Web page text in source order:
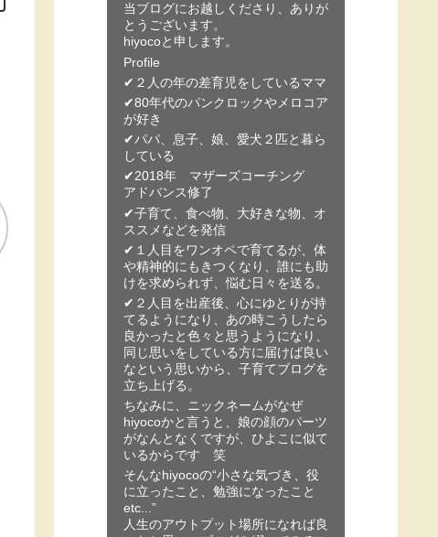
当ブログにお越しくださり、ありが
とうございます。
hiyocoと申します。
Profile
✔︎２人の年の差育児をしているママ
✔︎80年代のパンクロックやメロコア
が好き
✔パパ、息子、娘、愛犬２匹と暮ら
している
✔︎2018年 マザーズコーチング
アドバンス修了
✔︎子育て、食べ物、大好きな物、オ
ススメなどを発信
✔︎１人目をワンオペで育てるが、体
や精神的にもきつくなり、誰にも助
けを求められず、悩む日々を送る。
✔︎２人目を出産後、心にゆとりが持
てるようになり、あの時こうしたら
良かったと色々と思うようになり、
同じ思いをしている方に届けば良い
なという思いから、子育てブログを
立ち上げる。
ちなみに、ニックネームがなぜ
hiyocoかと言うと、娘の顔のパーツ
がなんとなくですが、ひよこに似て
いるからです 笑
そんなhiyocoの“小さな気づき、役
に立ったこと、勉強になったこと
etc...”
人生のアウトプット場所になれば良